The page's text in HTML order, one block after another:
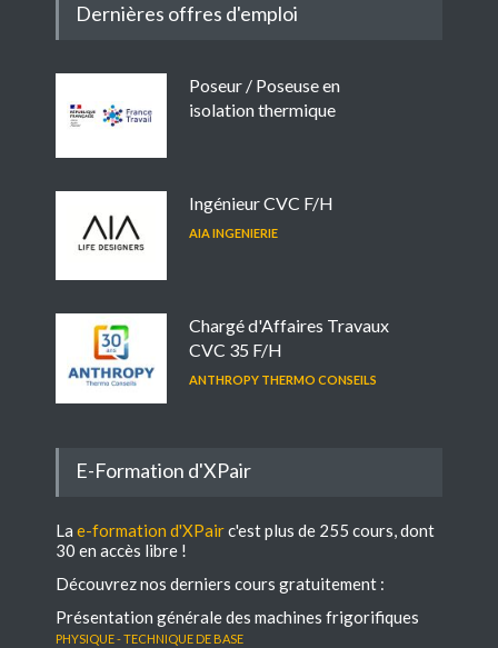
Dernières offres d'emploi
Poseur / Poseuse en
isolation thermique
Ingénieur CVC F/H
AIA INGENIERIE
Chargé d'Affaires Travaux
CVC 35 F/H
ANTHROPY THERMO CONSEILS
E-Formation d'XPair
La e-formation d'XPairc'est plus de 255 cours, dont
30 en accès libre !
Découvrez nos derniers cours gratuitement :
Présentation générale des machines frigorifiques
Physique - Technique de base